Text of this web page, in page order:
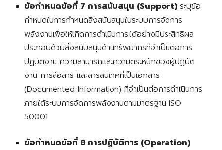
ข้อกำหนดข้อที่ 7 การสนับสนุน (Support)ระบุข้อ
กำหนดในการกำหนดสิ่งสนับสนุนในระบบการจัดการ
พลังงานเพื่อให้เกิดการดำเนินการได้อย่างมีประสิทธิผล
ประกอบด้วยสิ่งสนับสนุนด้านทรัพยากรที่จำเป็นต่อการ
ปฏิบัติงาน ความสามารถและความตระหนักของผู้ปฏิบัติ
งาน การสื่อสาร และสารสนเทศที่เป็นเอกสาร
(Documented Information) ที่จำเป็นต่อการดำเนินการ
ภายใต้ระบบการจัดการพลังงานตามมาตรฐาน ISO
50001
ข้อกำหนดข้อที่ 8 การปฏิบัติการ (Operation)